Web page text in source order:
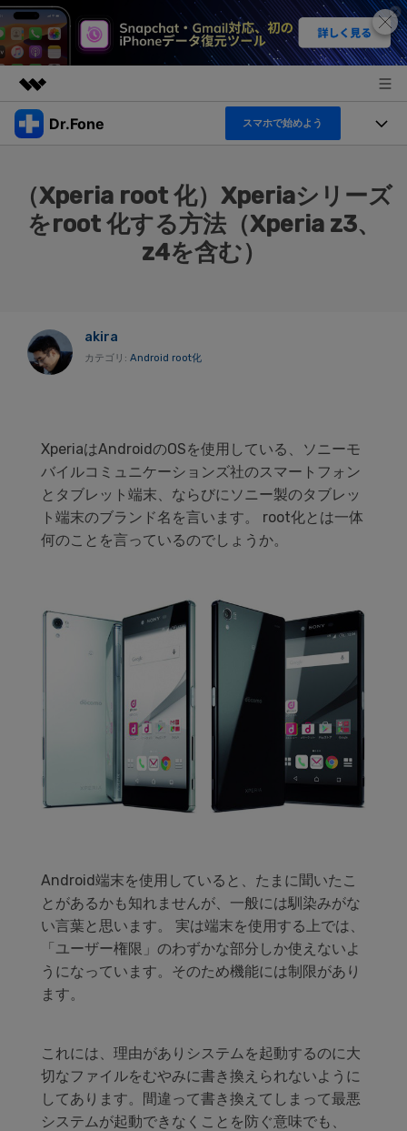
製品
ユーティリティ
法人・教育・パートナー
概要
企業情報
サポート
Dr.Fone スマホで始めよう
機能
製品
オンラインツール
製品活用
トピック
データ転送
スマホ問題
スマホ保護
検索
（Xperia root 化）Xperiaシリーズ
をroot 化する方法（Xperia z3、
z4を含む）
akira
カテゴリ: Android root化
XperiaはAndroidのOSを使用している、ソニーモ
バイルコミュニケーションズ社のスマートフォン
とタブレット端末、ならびにソニー製のタブレッ
ト端末のブランド名を言います。 root化とは一体
何のことを言っているのでしょうか。
Android端末を使用していると、たまに聞いたこ
とがあるかも知れませんが、一般には馴染みがな
い言葉と思います。 実は端末を使用する上では、
「ユーザー権限」のわずかな部分しか使えないよ
うになっています。そのため機能には制限があり
ます。
これには、理由がありシステムを起動するのに大
切なファイルをむやみに書き換えられないように
してあります。間違って書き換えてしまって最悪
システムが起動できなくことを防ぐ意味でも、